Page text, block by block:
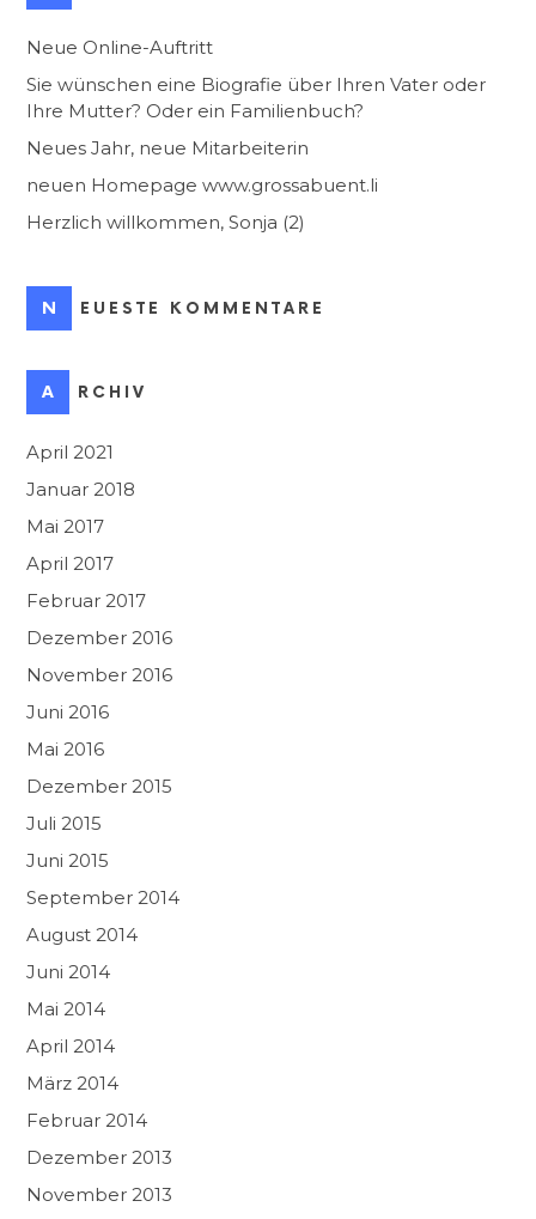
Neue Online-Auftritt
Sie wünschen eine Biografie über Ihren Vater oder
Ihre Mutter? Oder ein Familienbuch?
Neues Jahr, neue Mitarbeiterin
neuen Homepage www.grossabuent.li
Herzlich willkommen, Sonja (2)
NEUESTE KOMMENTARE
ARCHIV
April 2021
Januar 2018
Mai 2017
April 2017
Februar 2017
Dezember 2016
November 2016
Juni 2016
Mai 2016
Dezember 2015
Juli 2015
Juni 2015
September 2014
August 2014
Juni 2014
Mai 2014
April 2014
März 2014
Februar 2014
Dezember 2013
November 2013